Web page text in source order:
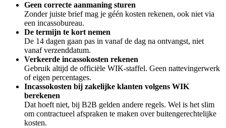
Geen correcte aanmaning sturen
Zonder juiste brief mag je géén kosten rekenen, ook niet via
een incassobureau.
De termijn te kort nemen
De 14 dagen gaan pas in vanaf de dag na ontvangst, niet
vanaf verzenddatum.
Verkeerde incassokosten rekenen
Gebruik altijd de officiële WIK-staffel. Geen nattevingerwerk
of eigen percentages.
Incassokosten bij zakelijke klanten volgens WIK
berekenen
Dat hoeft niet, bij B2B gelden andere regels. Wel is het slim
om contractueel afspraken te maken over buitengerechtelijke
kosten.